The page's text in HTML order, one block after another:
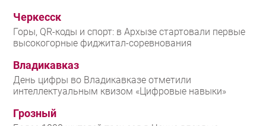
Черкесск
Горы, QR-коды и спорт: в Архызе стартовали первые
высокогорные фиджитал-соревнования
Владикавказ
День цифры во Владикавказе отметили
интеллектуальным квизом «Цифровые навыки»
Грозный